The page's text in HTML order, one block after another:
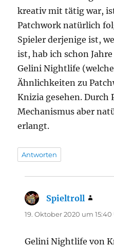
kreativ mit tätig war,
Patchwork natürlich
Spieler derjenige ist,
ist, hab ich schon
Gelini Nightlife
Ähnlichkeiten zu
Knizia gesehen. Durch
Mechanismus aber
erlangt.
Antworten
Spieltroll
19. Oktober 2020 um 15:40
Gelini Nightlife von